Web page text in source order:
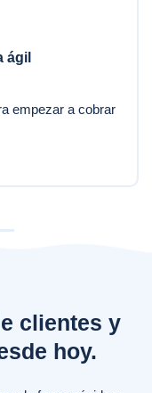
ágil
empezar a cobrar
clientes y
hoy.